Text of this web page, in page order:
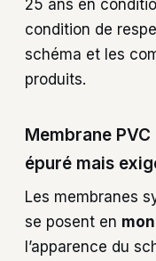
25 ans en
condition de
schéma et les
produits.
Membrane
épuré mais
Les membranes
se posent en
l’apparence du